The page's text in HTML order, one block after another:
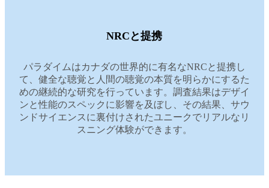
NRCと提携
パラダイムはカナダの世界的に有名なNRCと提携し
て、健全な聴覚と人間の聴覚の本質を明らかにするた
めの継続的な研究を行っています。調査結果はデザイ
ンと性能のスペックに影響を及ぼし、その結果、サウ
ンドサイエンスに裏付けされたユニークでリアルなリ
スニング体験ができます。